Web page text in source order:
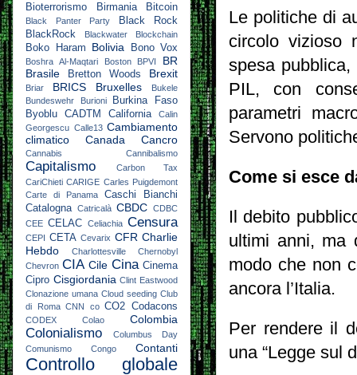
Le politiche di
circolo vizioso
spesa
PIL, con
parametri
Servono
Come si esce
Il debito
ultimi anni, ma
modo che non
ancora l’Italia.
Per rendere il
una “Legge sul
Bioterrorismo
Birmania Bitcoin
Black Panter Party
Black Rock
BlackRock
Blackwater Blockchain
Boko Haram Bolivia Bono Vox
Boshra Al-Maqtari Boston BPVI
BR
Brasile
Bretton Woods Brexit
Briar BRICS Bruxelles
Bukele
Bundeswehr
Burioni
Burkina Faso
Byoblu
CADTM California
Calin
Georgescu Calle13 Cambiamento
climatico
Canada Cancro
Cannabis Cannibalismo
Capitalismo
Carbon Tax
CariChieti CARIGE Carles Puigdemont
Carte di Panama
Caschi Bianchi
Catalogna Catricalà CBDC CDBC
CEE CELAC Celiachia Censura
CEPI CETA Cevarix CFR Charlie
Hebdo
Charlottesville
Chernobyl
Chevron CIA Cile Cina Cinema
Cipro Cisgiordania Clint Eastwood
Clonazione umana Cloud seeding Club
di Roma CNN co CO2 Codacons
CODEX Colao Colombia
Colonialismo
Columbus Day
Comunismo
Congo Contanti
Controllo globale